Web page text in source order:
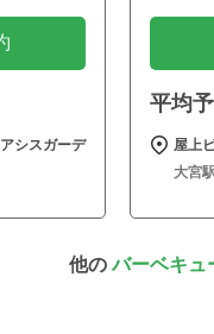
シスガーデ
平均
屋上
大宮
他のバーベキュ